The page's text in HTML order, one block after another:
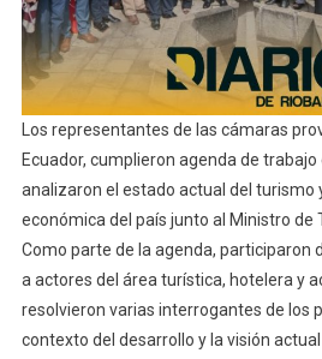
Los representantes de las cámaras
Ecuador, cumplieron agenda de
analizaron el estado actual del turismo
económica del país junto al Ministro de
Como parte de la agenda, participaron
a actores del área turística, hotelera y
resolvieron varias interrogantes de los
contexto del desarrollo y la visión